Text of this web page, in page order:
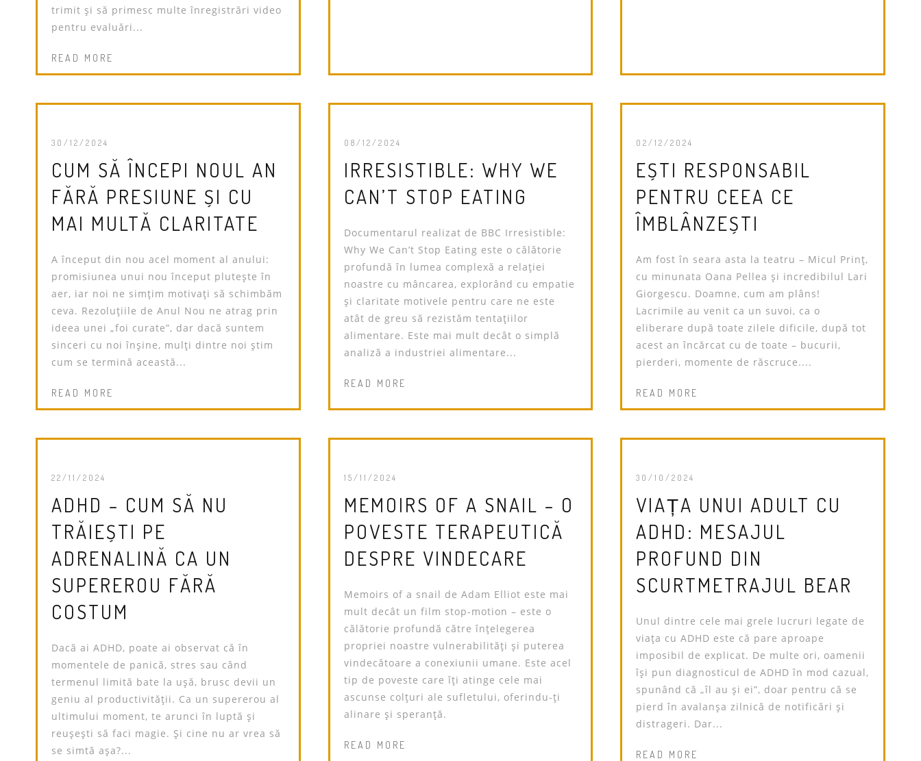
trimit și să primesc multe înregistrări video
pentru evaluări...
READ MORE
30/12/2024
CUM SĂ ÎNCEPI NOUL AN
FĂRĂ PRESIUNE ȘI CU
MAI MULTĂ CLARITATE
A început din nou acel moment al anului:
promisiunea unui nou început plutește în
aer, iar noi ne simțim motivați să schimbăm
ceva. Rezoluțiile de Anul Nou ne atrag prin
ideea unei „foi curate”, dar dacă suntem
sinceri cu noi înșine, mulți dintre noi știm
cum se termină această...
READ MORE
08/12/2024
IRRESISTIBLE: WHY WE
CAN’T STOP EATING
Documentarul realizat de BBC Irresistible:
Why We Can’t Stop Eating este o călătorie
profundă în lumea complexă a relației
noastre cu mâncarea, explorând cu empatie
și claritate motivele pentru care ne este
atât de greu să rezistăm tentațiilor
alimentare. Este mai mult decât o simplă
analiză a industriei alimentare...
READ MORE
02/12/2024
EȘTI RESPONSABIL
PENTRU CEEA CE
ÎMBLÂNZEȘTI
Am fost în seara asta la teatru – Micul Prinț,
cu minunata Oana Pellea și incredibilul Lari
Giorgescu. Doamne, cum am plâns!
Lacrimile au venit ca un suvoi, ca o
eliberare după toate zilele dificile, după tot
acest an încărcat cu de toate – bucurii,
pierderi, momente de răscruce....
READ MORE
22/11/2024
ADHD – CUM SĂ NU
TRĂIEȘTI PE
ADRENALINĂ CA UN
SUPEREROU FĂRĂ
COSTUM
Dacă ai ADHD, poate ai observat că în
momentele de panică, stres sau când
termenul limită bate la ușă, brusc devii un
geniu al productivității. Ca un supererou al
ultimului moment, te arunci în luptă și
reușești să faci magie. Și cine nu ar vrea să
se simtă așa?...
15/11/2024
MEMOIRS OF A SNAIL – O
POVESTE TERAPEUTICĂ
DESPRE VINDECARE
Memoirs of a snail de Adam Elliot este mai
mult decât un film stop-motion – este o
călătorie profundă către înțelegerea
propriei noastre vulnerabilități și puterea
vindecătoare a conexiunii umane. Este acel
tip de poveste care îți atinge cele mai
ascunse colțuri ale sufletului, oferindu-ți
alinare și speranță.
READ MORE
30/10/2024
VIAȚA UNUI ADULT CU
ADHD: MESAJUL
PROFUND DIN
SCURTMETRAJUL BEAR
Unul dintre cele mai grele lucruri legate de
viața cu ADHD este că pare aproape
imposibil de explicat. De multe ori, oamenii
își pun diagnosticul de ADHD în mod cazual,
spunând că „îl au și ei”, doar pentru că se
pierd în avalanșa zilnică de notificări și
distrageri. Dar...
READ MORE